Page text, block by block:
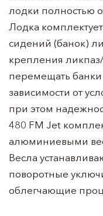
лодки полностью
Лодка
сидений (банок)
крепления
перемещать
зависимости от
при этом
480 FM Jet
алюминиевыми
Весла
поворотные
облегчающие